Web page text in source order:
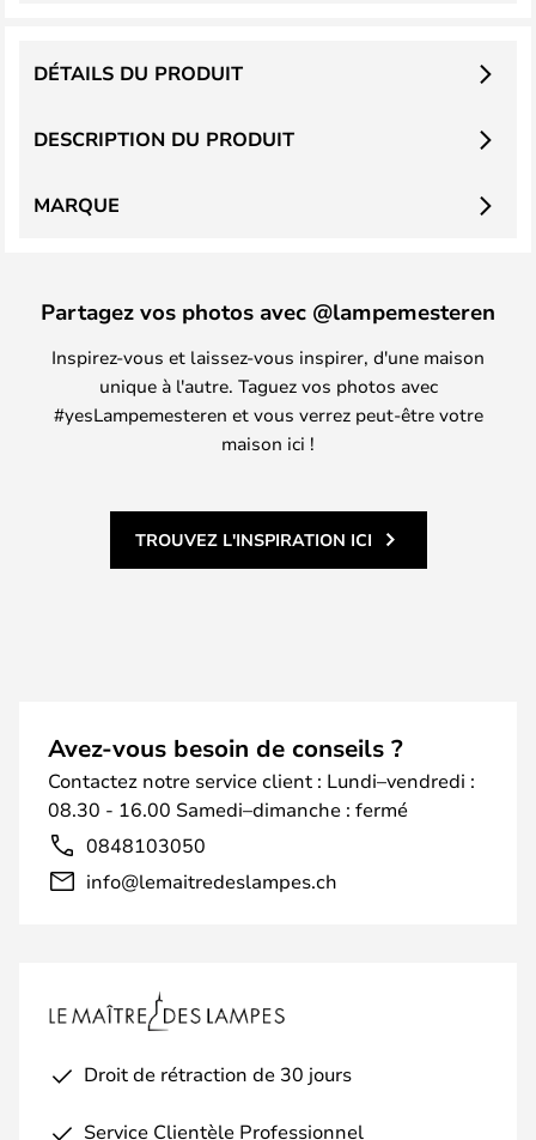
DESCRIPTION DU PRODUIT
DÉTAILS DU PRODUIT
MARQUE
Partagez vos photos avec @lampemesteren
Inspirez-vous et laissez-vous inspirer, d'une maison
unique à l'autre. Taguez vos photos avec
#yesLampemesteren et vous verrez peut-être votre
maison ici !
TROUVEZ L'INSPIRATION ICI
Avez-vous besoin de conseils ?
Contactez notre service client : Lundi–vendredi :
08.30 - 16.00 Samedi–dimanche : fermé
0848103050
info@lemaitredeslampes.ch
Droit de rétraction de 30 jours
Service Clientèle Professionnel